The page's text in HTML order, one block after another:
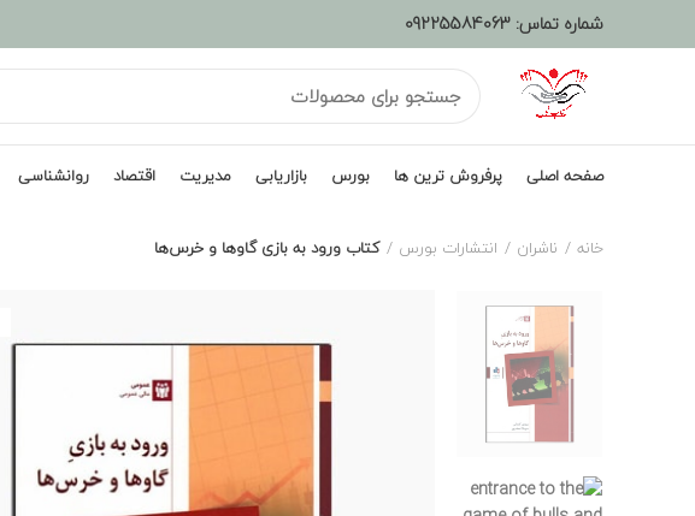
شماره تماس: 09225584063
صفحه اصلی پرفروش ترین ها بورس بازاریابی مدیریت اقتصاد روانشناسی
خانه ناشران انتشارات بورس کتاب ورود به بازی گاوها و خرس‌ها